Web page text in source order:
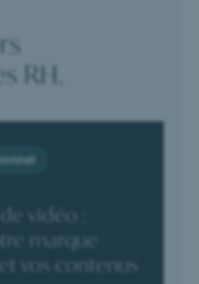
RH.
vidéo :
marque
vos contenus